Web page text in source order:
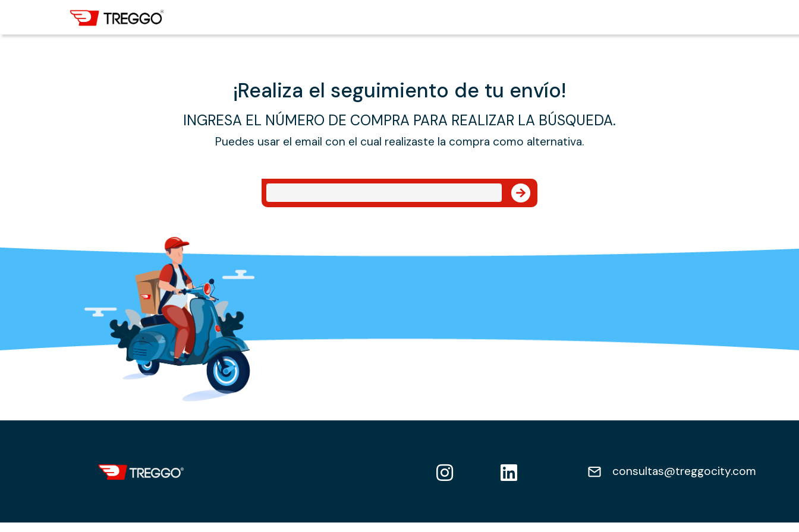
¡Realiza el seguimiento de tu envío!
INGRESA EL NÚMERO DE COMPRA PARA REALIZAR LA BÚSQUEDA.
Puedes usar el email con el cual realizaste la compra como alternativa.
consultas@treggocity.com